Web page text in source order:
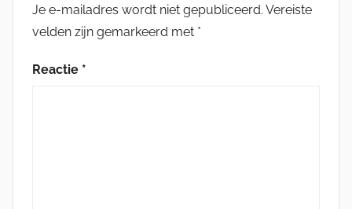
Je e-mailadres wordt niet gepubliceerd. Vereiste
velden zijn gemarkeerd met *
Reactie *